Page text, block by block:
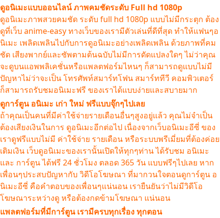
ดูอนิเมะแบบออนไลน์ ภาพคมชัดระดับ Full hd 1080p
ดูอนิเมะภาพสวยคมชัด ระดับ full hd 1080p แบบไม่มีกระตุก ต้อง
ดูที่เว็บ anime-easy ทางเว็บของเรามีตัวเล่นที่ดีที่สุด ทำให้แฟนๆอ
นิเมะ เพลิดเพลินไปกับการดูอนิเมะอย่างเพลิดเพลิน ด้วยภาพที่คม
ชัด เสียงพากย์และซัพตามต้นฉบับไม่มีการดัดแปลงใดๆ ไม่ว่าคุณ
จะดูบนแอพพลิเคชั่นหรือแพลตฟอร์มไหนๆ ก็สามารถดูแบบไม่มี
ปัญหาไม่ว่าจะเป็น โทรศัพท์สมาร์ทโฟน สมาร์ททีวี คอมพิวเตอร์
ก็สามารถรับชมอนิเมะฟรี ของเราได้แบบง่ายและสบายมาก
ดูการ์ตูน อนิเมะ เก่า ใหม่ ฟรีแบบจุ๊กๆไปเลย
ถ้าคุณเป็นคนที่มีค่าใช้จ่ายรายเดือนอื่นๆสูงอยู่แล้ว คุณไม่จำเป็น
ต้องเสียงเงินในการ ดูอนิเมะอีกต่อไป เนื่องจากเว็บอนิเมะอีซี่ ของ
เราดูฟรีแบบไม่มี ค่าใช้จ่าย รายเดือน หรือระบบพรีเมี่ยมที่ต้องค่อย
เติมเงิน เว็บดูอนิเมะของเรานั้นเปิดให้ทุกๆท่าน ได้รับชม อนิเมะ
และ การ์ตูน ได้ฟรี 24 ชั่วโมง ตลอด 365 วัน แบบฟรีๆไปเลย หาก
เพื่อนๆประสบปัญหากับ วิดีโอโฆษณา ที่มากวนใจตอนดูการ์ตูน อ
นิเมะอีซี่ คือคำตอบของเพื่อนๆแน่นอน เรายืนยันว่าไม่มีวิดีโอ
โฆษณาระหว่างดู หรือต้องกดข้ามโฆษณา แน่นอน
แพลตฟอร์มที่มีการ์ตูน เรามีครบทุกเรื่อง ทุกตอน